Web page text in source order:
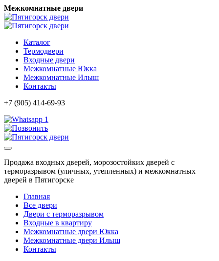
Межкомнатные двери
Каталог
Термодвери
Входные двери
Межкомнатные Юкка
Межкомнатные Илыш
Контакты
+7 (905) 414-69-93
1
Продажа входных дверей, морозостойких дверей с
терморазрывом (уличных, утепленных) и межкомнатных
дверей в Пятигорске
Главная
Все двери
Двери с терморазрывом
Входные в квартиру
Межкомнатные двери Юкка
Межкомнатные двери Илыш
Контакты